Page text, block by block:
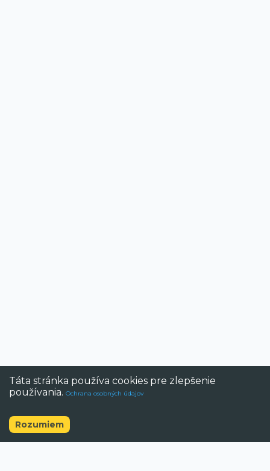
Táta stránka používa cookies pre zlepšenie
používania. Ochrana osobných údajov
Rozumiem